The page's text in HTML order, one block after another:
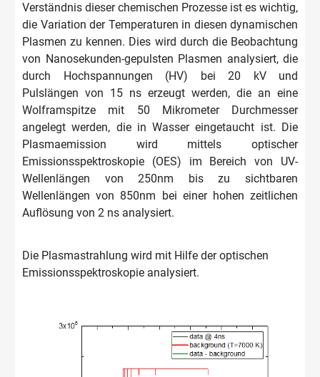
Verständnis dieser chemischen Prozesse ist es wichtig,
die Variation der Temperaturen in diesen dynamischen
Plasmen zu kennen. Dies wird durch die Beobachtung
von Nanosekunden-gepulsten Plasmen analysiert, die
durch Hochspannungen (HV) bei 20 kV und
Pulslängen von 15 ns erzeugt werden, die an eine
Wolframspitze mit 50 Mikrometer Durchmesser
angelegt werden, die in Wasser eingetaucht ist. Die
Plasmaemission wird mittels optischer
Emissionsspektroskopie (OES) im Bereich von UV-
Wellenlängen von 250nm bis zu sichtbaren
Wellenlängen von 850nm bei einer hohen zeitlichen
Auflösung von 2 ns analysiert.
Die Plasmastrahlung wird mit Hilfe der optischen
Emissionsspektroskopie analysiert.